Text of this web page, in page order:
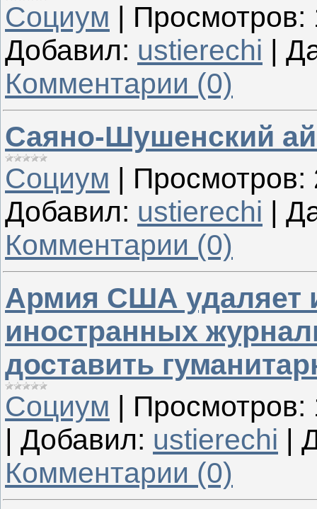
Социум | Просмотров:
Добавил: ustierechi |
Комментарии (0)
Саяно-Шушенский
Социум | Просмотров:
Добавил: ustierechi |
Комментарии (0)
Армия США удаляет
иностранных
доставить
Социум | Просмотров:
| Добавил: ustierechi |
Комментарии (0)